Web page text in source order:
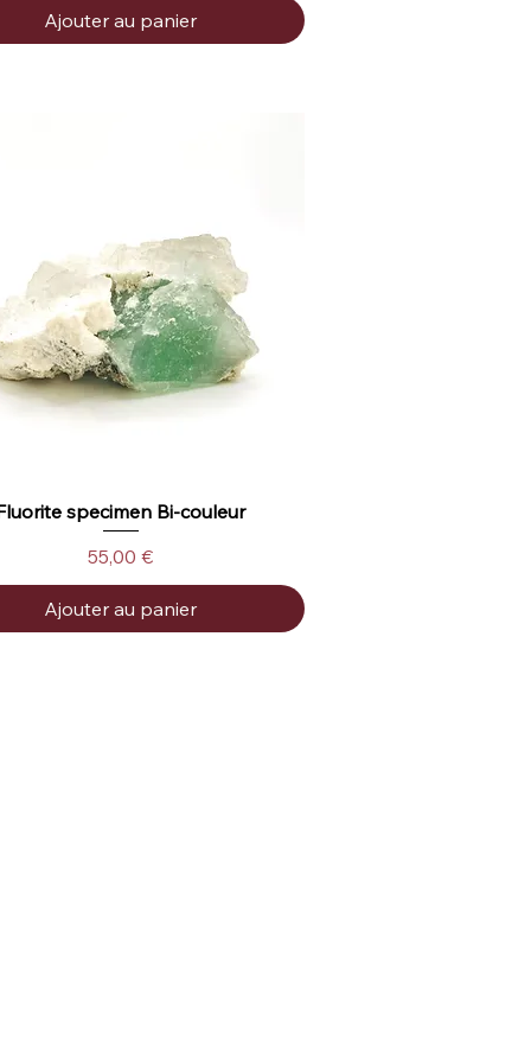
Ajouter au panier
Aperçu rapide
specimen Bi-couleur
Prix
55,00 €
Ajouter au panier